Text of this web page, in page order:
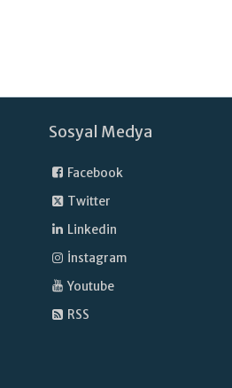
Sosyal Medya
Facebook
Twitter
Linkedin
İnstagram
Youtube
RSS